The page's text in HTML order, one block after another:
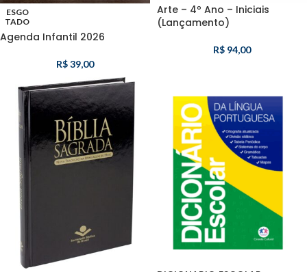
ESGO
TADO
Agenda Infantil 2026
R$39,00
Arte – 4º Ano – Iniciais
(Lançamento)
R$ 94,00